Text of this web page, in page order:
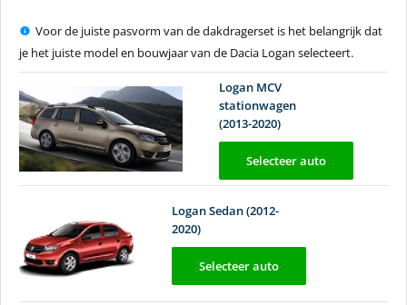
Voor de juiste pasvorm van de dakdragerset is het belangrijk dat
je het juiste model en bouwjaar van de Dacia Logan selecteert.
Logan MCV
stationwagen
(2013-2020)
Selecteer auto
Logan Sedan (2012-
2020)
Selecteer auto